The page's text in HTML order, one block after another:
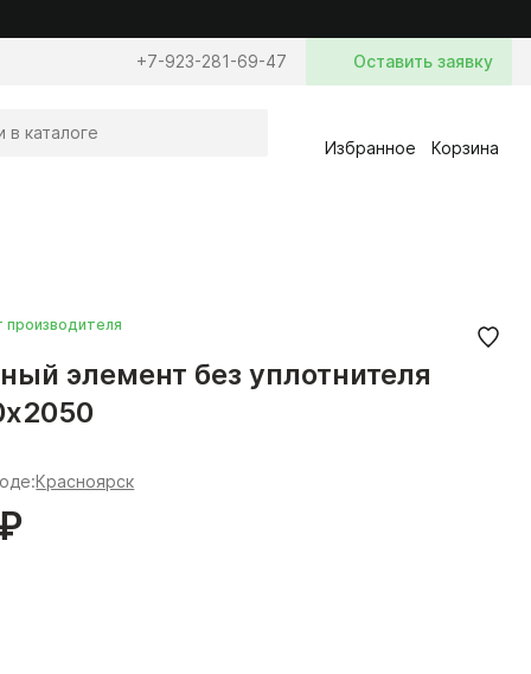
+7-923-281-69-47 Оставить заявку
Избранное Корзина
производителя
элемент без уплотнителя
Красноярск